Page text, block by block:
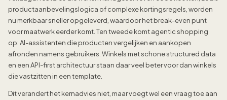
productaanbevelingslogica of complexe kortingsregels, worden
nu merkbaar sneller opgeleverd, waardoor het break-even punt
voor maatwerk eerder komt. Ten tweede komt agentic shopping
op: AI-assistenten die producten vergelijken en aankopen
afronden namens gebruikers. Winkels met schone structured data
en een API-first architectuur staan daar veel beter voor dan winkels
die vastzitten in een template.
Dit verandert het kernadvies niet, maar voegt wel een vraag toe aan